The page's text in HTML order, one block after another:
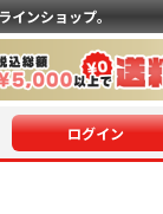
インショップ。
ログイン